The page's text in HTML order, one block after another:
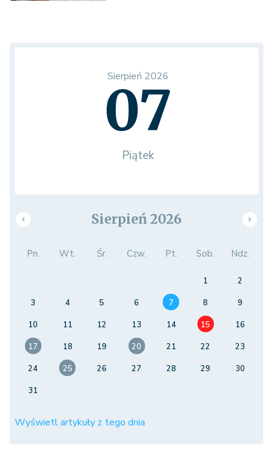
Sierpień 2026
07
Piątek
Sierpień 2026
Pn. Wt. Śr. Czw. Pt. Sob. Ndz.
1
2
3
4 5 6 7 8
9
10
11 12 13 14 15
16
17
18 19 20 21 22
23
24
25 26 27 28 29
30
31
Wyświetl artykuły z tego dnia